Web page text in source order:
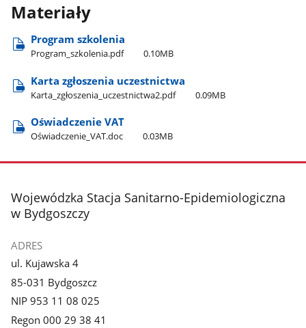
Materiały
Program szkolenia
Program​_szkolenia.pdf 0.10MB
Karta zgłoszenia uczestnictwa
Karta​_zgłoszenia​_uczestnictwa2.pdf 0.09MB
Oświadczenie VAT
Oświadczenie​_VAT.doc 0.03MB
stopka
Wojewódzka Stacja Sanitarno-Epidemiologiczna
w Bydgoszczy
ADRES
ul. Kujawska 4
85-031 Bydgoszcz
NIP 953 11 08 025
Regon 000 29 38 41